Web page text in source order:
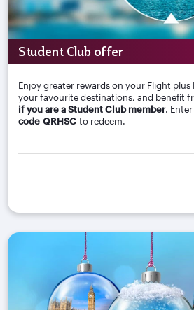
Student Club offer
Enjoy greater rewards on your Flight
your favourite destinations, and benefit
if you are a Student Club member. Enter
code QRHSC to redeem.